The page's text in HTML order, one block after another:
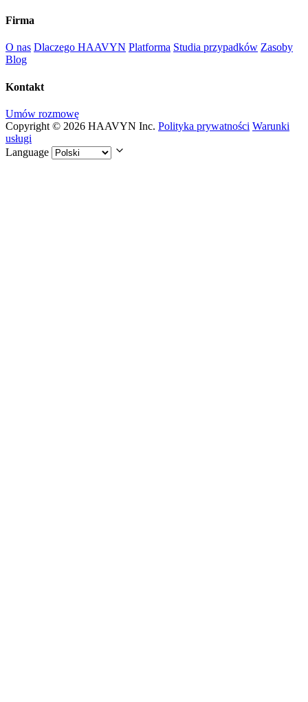
Firma
O nas Dlaczego HAAVYN Platforma Studia przypadków Zasoby
Blog
Kontakt
Umów rozmowę
Copyright © 2026 HAAVYN Inc. Polityka prywatności Warunki
usługi
Language